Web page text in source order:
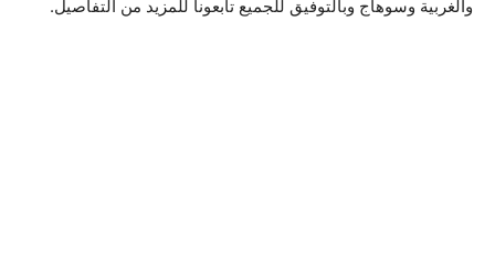
والغربية وسوهاج وبالتوفيق للجميع تابعونا للمزيد من التفاصيل.